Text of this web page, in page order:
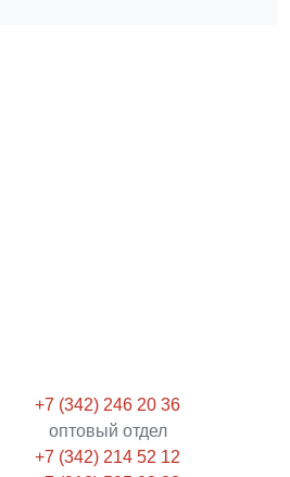
+7 (342) 246 20 36
оптовый отдел
+7 (342) 214 52 12